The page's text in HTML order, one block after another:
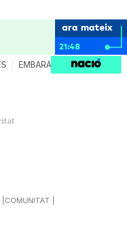
ara mateix
21:48
EMBARÀS CRIANÇA
COMUNITAT